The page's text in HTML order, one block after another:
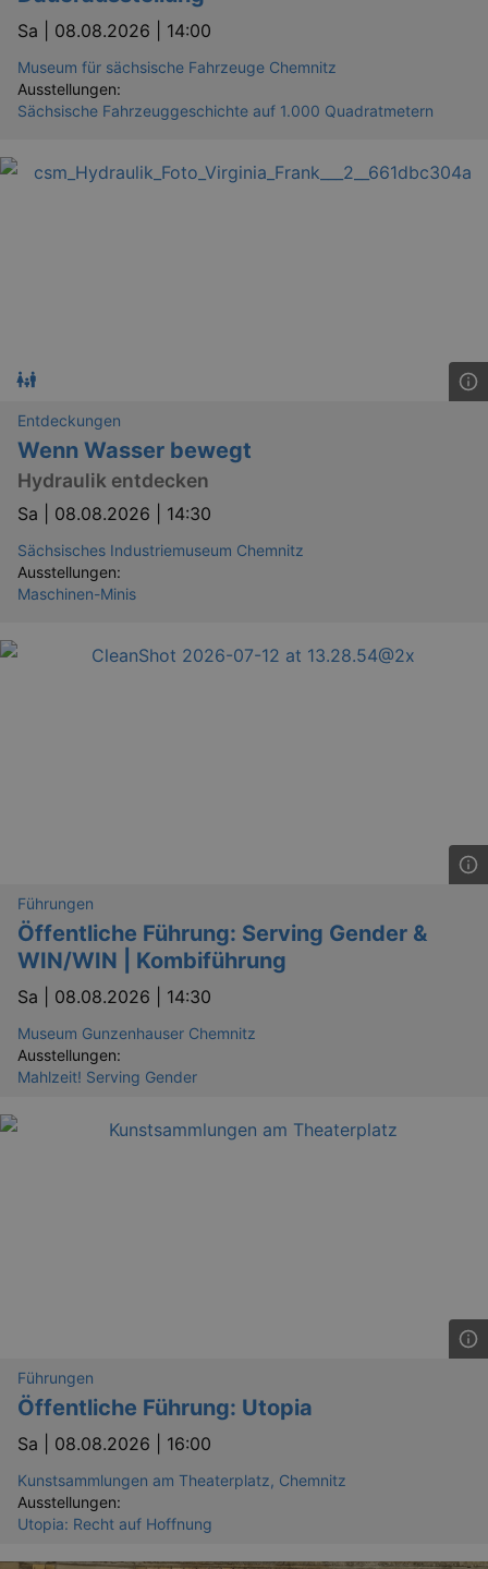
Sa | 08.08.2026 | 14:00
Museum für sächsische Fahrzeuge Chemnitz
Ausstellungen:
Sächsische Fahrzeuggeschichte auf 1.000 Quadratmetern
Entdeckungen
Wenn Wasser bewegt
Hydraulik entdecken
Sa | 08.08.2026 | 14:30
Sächsisches Industriemuseum Chemnitz
Ausstellungen:
Maschinen-Minis
Führungen
Öffentliche Führung: Serving Gender &
WIN/WIN | Kombiführung
Sa | 08.08.2026 | 14:30
Museum Gunzenhauser Chemnitz
Ausstellungen:
Mahlzeit! Serving Gender
Führungen
Öffentliche Führung: Utopia
Sa | 08.08.2026 | 16:00
Kunstsammlungen am Theaterplatz, Chemnitz
Ausstellungen:
Utopia: Recht auf Hoffnung